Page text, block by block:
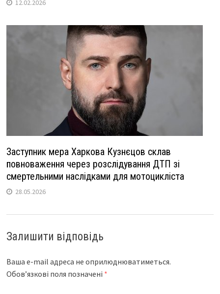
12.02.2026
Заступник мера Харкова Кузнєцов склав
повноваження через розслідування ДТП зі
смертельними наслідками для мотоцикліста
28.05.2026
Залишити відповідь
Ваша e-mail адреса не оприлюднюватиметься.
Обов’язкові поля позначені *